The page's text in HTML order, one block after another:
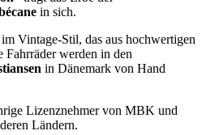
in sich.
Vintage-Stil, das aus hochwertigen
werden in den
in Dänemark von Hand
Lizenznehmer von MBK und
Ländern.